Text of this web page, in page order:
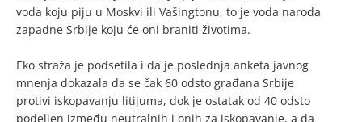
voda koju piju u Moskvi ili Vašingtonu, to je voda naroda
zapadne Srbije koju će oni braniti životima.
Eko straža je podsetila i da je poslednja anketa javnog
mnenja dokazala da se čak 60 odsto građana Srbije
protivi iskopavanju litijuma, dok je ostatak od 40 odsto
podeljen između neutralnih i onih za iskopavanje, a da